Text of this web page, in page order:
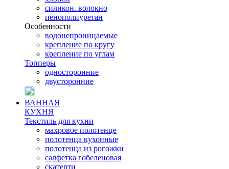
силикон. волокно
пенополиуретан
Особенности
водонепроницаемые
крепление по кругу
крепление по углам
Топперы
односторонние
двусторонние
ВАННАЯ
КУХНЯ
Текстиль для кухни
махровое полотенце
полотенца кухонные
полотенца из рогожки
салфетка гобеленовая
скатерти